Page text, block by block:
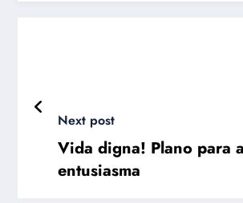
Next post
Vida digna! Plano para
entusiasma